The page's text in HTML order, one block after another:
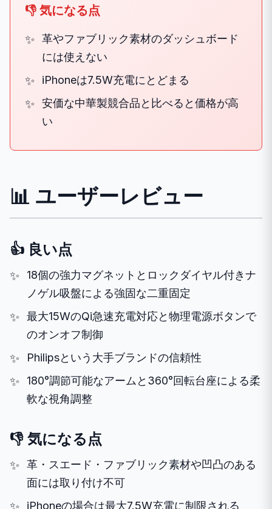
👎 気になる点
革やファブリック素材のダッシュボード
には使えない
iPhoneは7.5W充電にとどまる
安価な中華製競合品と比べると価格が高
い
📊 ユーザーレビュー
👍 良い点
18個の強力マグネットとロックダイヤル付きナ
ノゲル吸盤による強固な二重固定
最大15WのQi急速充電対応と物理電源ボタンで
のオンオフ制御
Philipsという大手ブランドの信頼性
180°調節可能なアームと360°回転台座による柔
軟な視角調整
👎 気になる点
革・スエード・ファブリック素材や凹凸のある
面には取り付け不可
iPhoneの場合は最大7.5W充電に制限される